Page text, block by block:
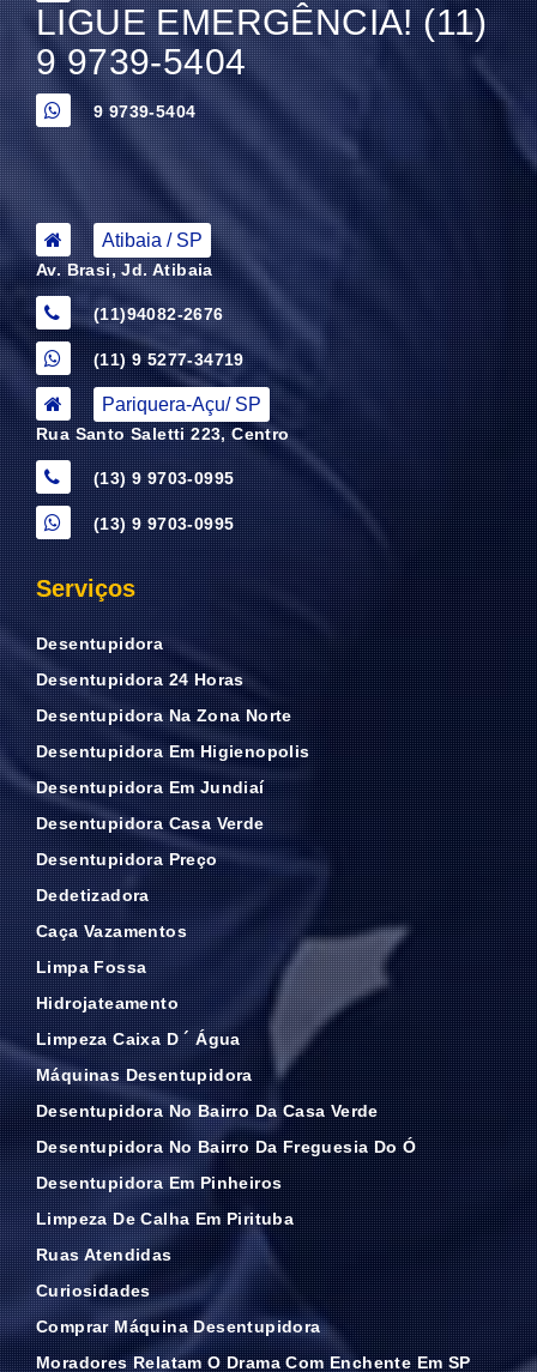
LIGUE EMERGÊNCIA! (11)
9 9739-5404
9 9739-5404
Atibaia / SP
Av. Brasi, Jd. Atibaia
(11)94082-2676
(11) 9 5277-34719
Pariquera-Açu/ SP
Rua Santo Saletti 223, Centro
(13) 9 9703-0995
(13) 9 9703-0995
Serviços
Desentupidora
Desentupidora 24 Horas
Desentupidora Na Zona Norte
Desentupidora Em Higienopolis
Desentupidora Em Jundiaí
Desentupidora Casa Verde
Desentupidora Preço
Dedetizadora
Caça Vazamentos
Limpa Fossa
Hidrojateamento
Limpeza Caixa D ´ Água
Máquinas Desentupidora
Desentupidora No Bairro Da Casa Verde
Desentupidora No Bairro Da Freguesia Do Ó
Desentupidora Em Pinheiros
Limpeza De Calha Em Pirituba
Ruas Atendidas
Curiosidades
Comprar Máquina Desentupidora
Moradores Relatam O Drama Com Enchente Em SP